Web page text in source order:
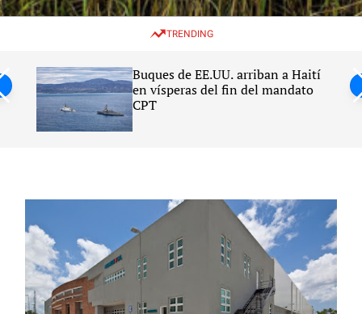
w
c
o
e
e
TRENDING
Buques de EE.UU. arriban a Haití
en vísperas del fin del mandato
CPT